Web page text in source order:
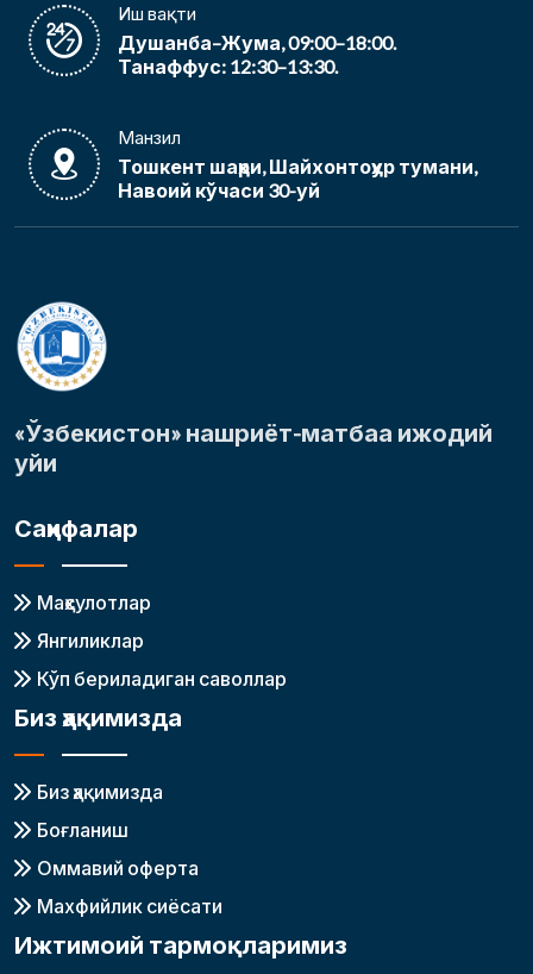
Иш вақти
Душанба–Жума, 09:00–18:00.
Танаффус: 12:30–13:30.
Манзил
Тошкент шаҳри, Шайхонтоҳур тумани,
Навоий кўчаси 30-уй
«Ўзбекистон» нашриёт-матбаа ижодий
уйи
Саҳифалар
Маҳсулотлар
Янгиликлар
Кўп бериладиган саволлар
Биз ҳақимизда
Биз ҳақимизда
Боғланиш
Оммавий оферта
Махфийлик сиёсати
Ижтимоий тармоқларимиз